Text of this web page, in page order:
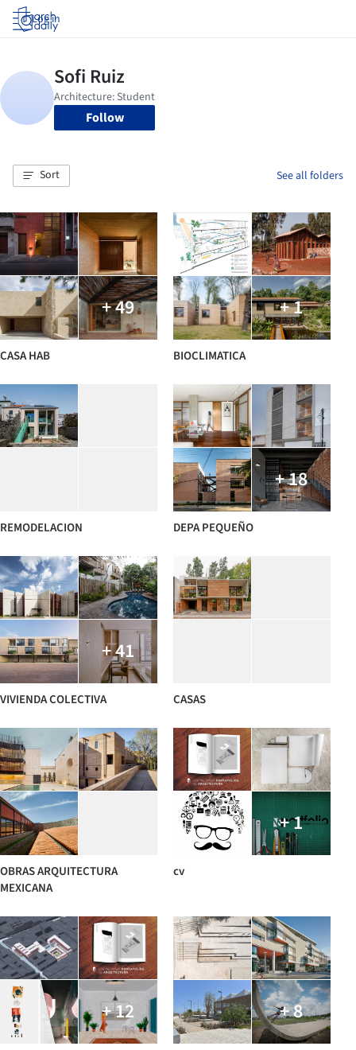
Log in
Follow
Sort See all folders
+ 49
CASA HAB
+ 1
BIOCLIMATICA
REMODELACION
+ 18
DEPA PEQUEÑO
+ 41
VIVIENDA COLECTIVA CASAS
OBRAS ARQUITECTURA
MEXICANA
+ 1
cv
+ 12 + 8